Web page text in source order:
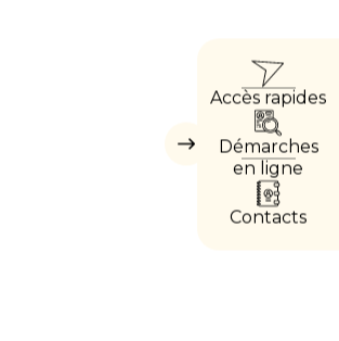
Masquer
Accès rapides
Démarches
en ligne
Contacts